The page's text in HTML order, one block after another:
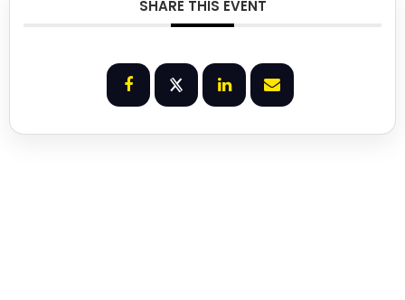
SHARE THIS EVENT